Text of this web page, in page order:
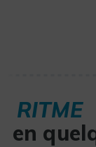
RITME
en